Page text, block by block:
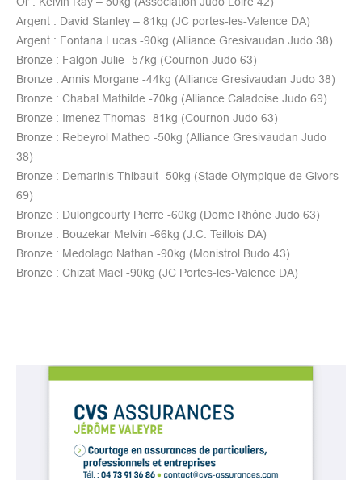
Argent : David Stanley – 81kg (JC portes-les-Valence DA)
Argent : Fontana Lucas -90kg (Alliance Gresivaudan Judo 38)
Bronze : Falgon Julie -57kg (Cournon Judo 63)
Bronze : Annis Morgane -44kg (Alliance Gresivaudan Judo 38)
Bronze : Chabal Mathilde -70kg (Alliance Caladoise Judo 69)
Bronze : Imenez Thomas -81kg (Cournon Judo 63)
Bronze : Rebeyrol Matheo -50kg (Alliance Gresivaudan Judo
38)
Bronze : Demarinis Thibault -50kg (Stade Olympique de Givors
69)
Bronze : Dulongcourty Pierre -60kg (Dome Rhône Judo 63)
Bronze : Bouzekar Melvin -66kg (J.C. Teillois DA)
Bronze : Medolago Nathan -90kg (Monistrol Budo 43)
Bronze : Chizat Mael -90kg (JC Portes-les-Valence DA)